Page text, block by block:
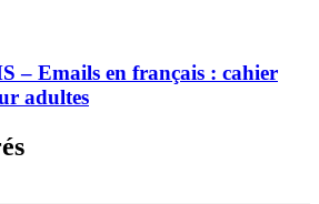
– Emails en français : cahier
adultes